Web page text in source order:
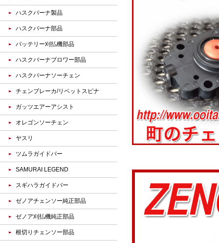
ハスクバーナ製品
ハスクバーナ部品
バッテリー刈払機部品
ハスクバーナブロワー部品
ハスクバーナソーチェン
チェンブレーカ/リベットスピナ
ガッツエアーアシスト
オレゴンソーチェン
ヤスリ
ツムラガイドバー
SAMURAI LEGEND
スギハラガイドバー
ゼノアチェンソー純正部品
ゼノア刈払機純正部品
根切りチェンソー部品